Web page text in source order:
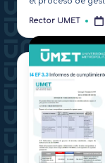
Publicado
Rector UMET